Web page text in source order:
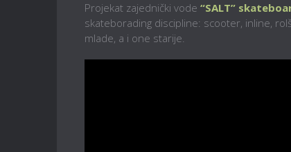
Projekat zajednički vode “SALT”
skateborading discipline: scooter, inline,
mlade, a i one starije.